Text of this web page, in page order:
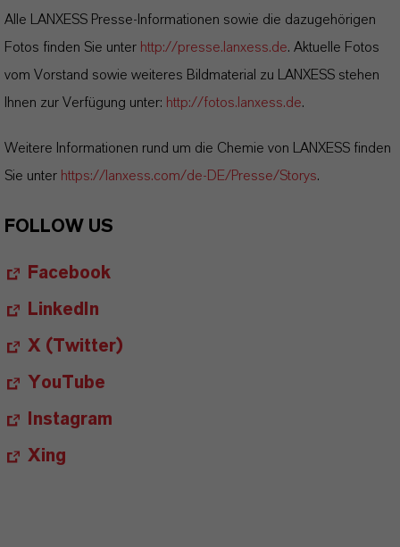
Alle LANXESS Presse-Informationen sowie die dazugehörigen
Fotos finden Sie unter http://presse.lanxess.de. Aktuelle Fotos
vom Vorstand sowie weiteres Bildmaterial zu LANXESS stehen
Ihnen zur Verfügung unter: http://fotos.lanxess.de.
Weitere Informationen rund um die Chemie von LANXESS finden
Sie unter https://lanxess.com/de-DE/Presse/Storys.
FOLLOW US
Facebook
LinkedIn
X (Twitter)
YouTube
Instagram
Xing